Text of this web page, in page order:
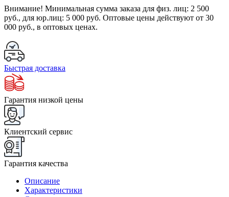
Внимание! Минимальная сумма заказа для физ. лиц: 2 500
руб., для юр.лиц: 5 000 руб. Оптовые цены действуют от 30
000 руб., в оптовых ценах.
Быстрая доставка
Гарантия низкой цены
Клиентский сервис
Гарантия качества
Описание
Характеристики